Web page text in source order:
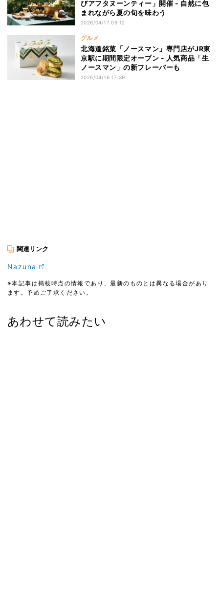
びアフタヌーンティー」開催 - 自然に包
まれながら夏の旬を味わう
2026/04/17 09:12
グルメ
北海道銘菓「ノースマン」専門店がJR東
京駅に期間限定オープン - 人気商品「生
ノースマン」の新フレーバーも
2026/04/16 17:39
関連リンク
Nazuna
※本記事は掲載時点の情報であり、最新のものとは異なる場合があり
ます。予めご了承ください。
あわせて読みたい